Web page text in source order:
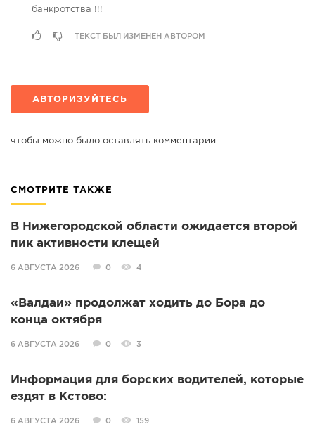
банкротства !!!
ТЕКСТ БЫЛ ИЗМЕНЕН АВТОРОМ
АВТОРИЗУЙТЕСЬ
чтобы можно было оставлять комментарии
СМОТРИТЕ ТАКЖЕ
В Нижегородской области ожидается второй
пик активности клещей
6 АВГУСТА 2026 0 4
«Валдаи» продолжат ходить до Бора до
конца октября
6 АВГУСТА 2026 0 3
Информация для борских водителей, которые
ездят в Кстово:
6 АВГУСТА 2026 0 159